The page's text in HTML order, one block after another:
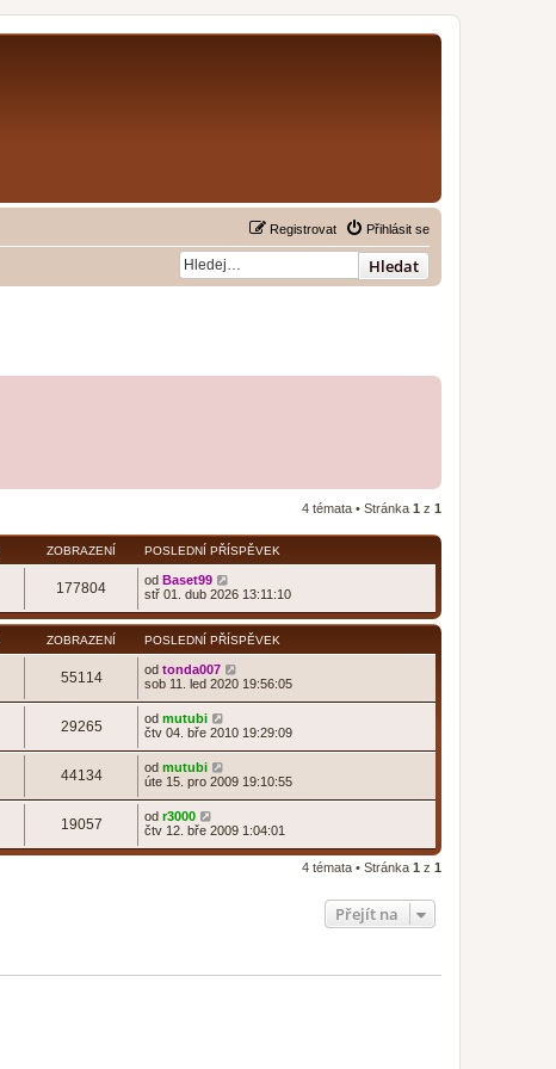
Přihlásit se
Registrovat
Hledat
4 témata • Stránka 1 z 1
ZOBRAZENÍ POSLEDNÍ PŘÍSPĚVEK
177804 od Baset99
stř 01. dub 2026 13:11:10
ZOBRAZENÍ POSLEDNÍ PŘÍSPĚVEK
55114 od tonda007
sob 11. led 2020 19:56:05
29265 od mutubi
čtv 04. bře 2010 19:29:09
44134 od mutubi
úte 15. pro 2009 19:10:55
19057 od r3000
čtv 12. bře 2009 1:04:01
4 témata • Stránka 1 z 1
Přejít na